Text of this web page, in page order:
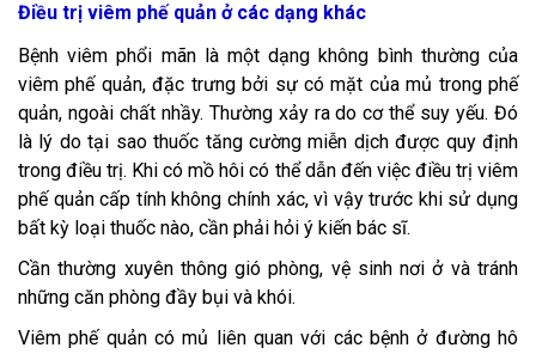
Điều trị viêm phế quản ở các dạng khác
Bệnh viêm phổi mãn là một dạng không bình thường của
viêm phế quản, đặc trưng bởi sự có mặt của mủ trong phế
quản, ngoài chất nhầy. Thường xảy ra do cơ thể suy yếu. Đó
là lý do tại sao thuốc tăng cường miễn dịch được quy định
trong điều trị. Khi có mồ hôi có thể dẫn đến việc điều trị viêm
phế quản cấp tính không chính xác, vì vậy trước khi sử dụng
bất kỳ loại thuốc nào, cần phải hỏi ý kiến bác sĩ.
Cần thường xuyên thông gió phòng, vệ sinh nơi ở và tránh
những căn phòng đầy bụi và khói.
Viêm phế quản có mủ liên quan với các bệnh ở đường hô